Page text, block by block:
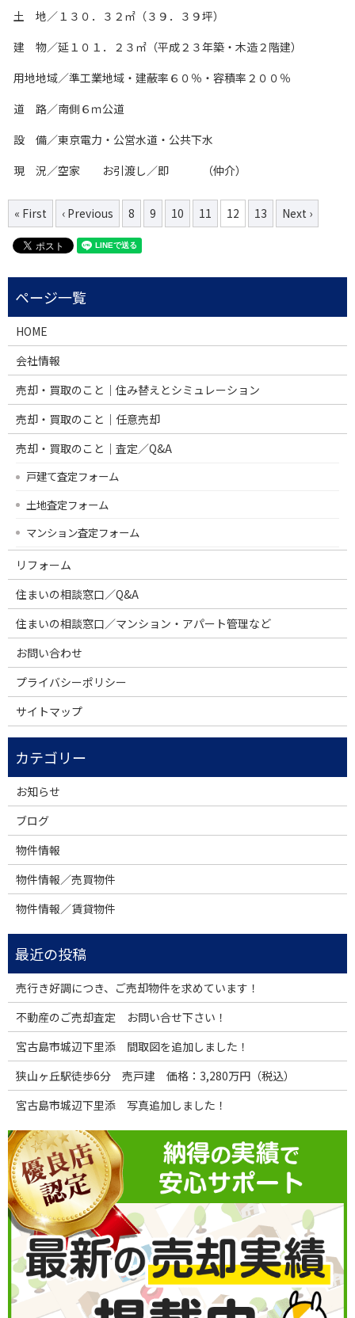
土 地／１３０．３２㎡（３９．３９坪）
建 物／延１０１．２３㎡（平成２３年築・木造２階建）
用地地域／準工業地域・建蔽率６０％・容積率２００％
道 路／南側６ｍ公道
設 備／東京電力・公営水道・公共下水
現 況／空家 お引渡し／即 （仲介）
« First ‹ Previous 8 9 10 11 12 13 Next ›
HOME
会社情報
売却・買取のこと｜住み替えとシミュレーション
売却・買取のこと｜任意売却
売却・買取のこと｜査定／Q&A
戸建て査定フォーム
土地査定フォーム
マンション査定フォーム
リフォーム
住まいの相談窓口／Q&A
住まいの相談窓口／マンション・アパート管理など
お問い合わせ
プライバシーポリシー
サイトマップ
お知らせ
ブログ
物件情報
物件情報／売買物件
物件情報／賃貸物件
売行き好調につき、ご売却物件を求めています！
不動産のご売却査定 お問い合せ下さい！
宮古島市城辺下里添 間取図を追加しました！
狭山ヶ丘駅徒歩6分 売戸建 価格：3,280万円（税込）
宮古島市城辺下里添 写真追加しました！